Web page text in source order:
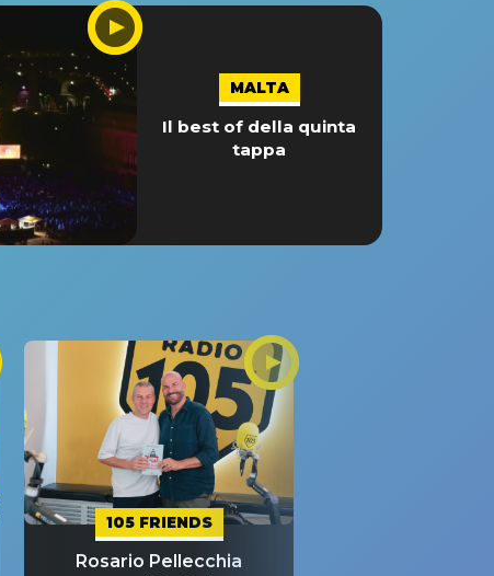
MALTA
Il best of della quinta
tappa
105 FRIENDS
Rosario Pellecchia